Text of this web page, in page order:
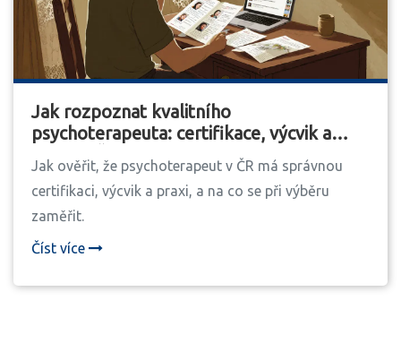
Jak rozpoznat kvalitního
psychoterapeuta: certifikace, výcvik a
praxe v ČR
Jak ověřit, že psychoterapeut v ČR má správnou
certifikaci, výcvik a praxi, a na co se při výběru
zaměřit.
Číst více